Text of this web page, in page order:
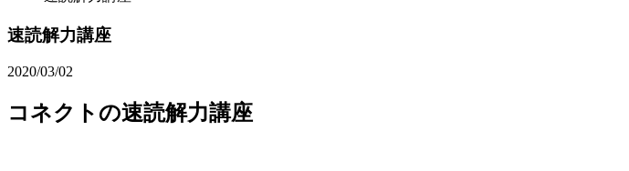
速読解力講座
2020/03/02
コネクトの速読解力講座